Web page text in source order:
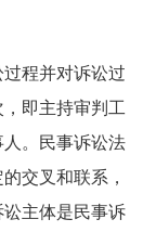
程并对诉讼过
即主持审判工
。民事诉讼法
交叉和联系，
主体是民事诉